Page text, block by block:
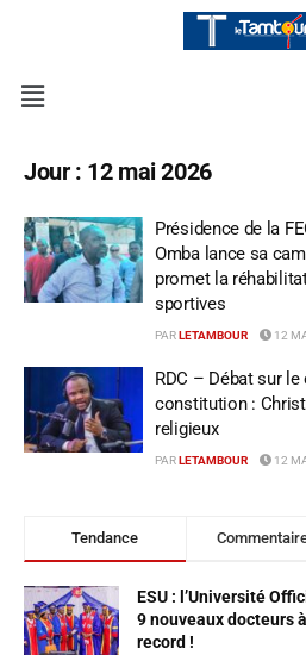
Jour : 12 mai 2026
Présidence de la
Omba lance sa
promet la
sportives
PAR LETAMBOUR 12
RDC – Débat sur
constitution :
religieux
PAR LETAMBOUR 12
Tendance
ESU : l’Université
9 nouveaux docteurs
record !